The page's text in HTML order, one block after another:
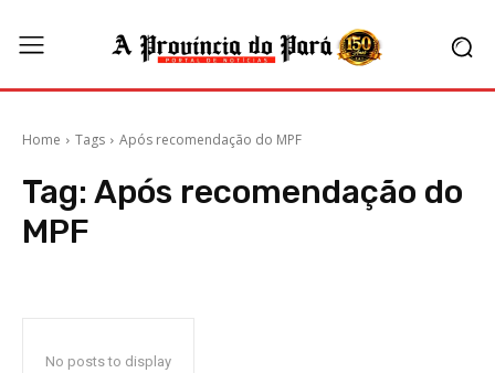
Home Tags Após recomendação do MPF
Tag: Após recomendação do
MPF
No posts to display